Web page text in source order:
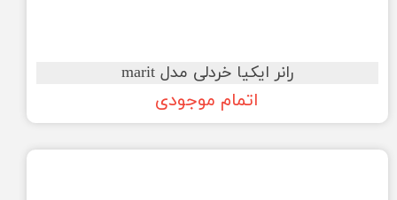
رانر ایکیا خردلی مدل marit
اتمام موجودی